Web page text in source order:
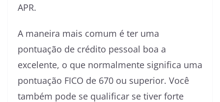
APR.
A maneira mais comum é ter uma
pontuação de crédito pessoal boa a
excelente, o que normalmente significa uma
pontuação FICO de 670 ou superior. Você
também pode se qualificar se tiver forte